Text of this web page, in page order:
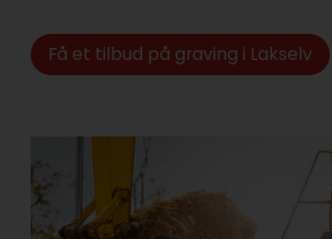
Få et tilbud på graving i Lakselv